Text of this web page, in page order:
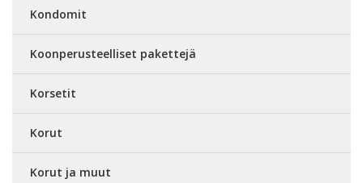
Kondomit
Koonperusteelliset pakettejä
Korsetit
Korut
Korut ja muut